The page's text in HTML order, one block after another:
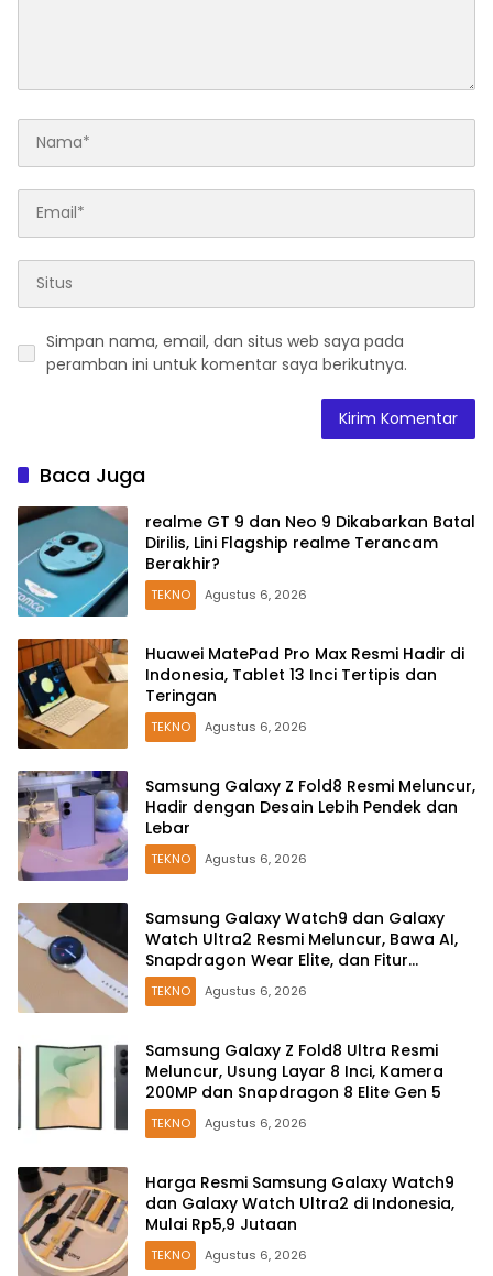
Simpan nama, email, dan situs web saya pada
peramban ini untuk komentar saya berikutnya.
Baca Juga
realme GT 9 dan Neo 9 Dikabarkan Batal
Dirilis, Lini Flagship realme Terancam
Berakhir?
TEKNO Agustus 6, 2026
Huawei MatePad Pro Max Resmi Hadir di
Indonesia, Tablet 13 Inci Tertipis dan
Teringan
TEKNO Agustus 6, 2026
Samsung Galaxy Z Fold8 Resmi Meluncur,
Hadir dengan Desain Lebih Pendek dan
Lebar
TEKNO Agustus 6, 2026
Samsung Galaxy Watch9 dan Galaxy
Watch Ultra2 Resmi Meluncur, Bawa AI,
Snapdragon Wear Elite, dan Fitur
Kesehatan Baru
TEKNO Agustus 6, 2026
Samsung Galaxy Z Fold8 Ultra Resmi
Meluncur, Usung Layar 8 Inci, Kamera
200MP dan Snapdragon 8 Elite Gen 5
TEKNO Agustus 6, 2026
Harga Resmi Samsung Galaxy Watch9
dan Galaxy Watch Ultra2 di Indonesia,
Mulai Rp5,9 Jutaan
TEKNO Agustus 6, 2026